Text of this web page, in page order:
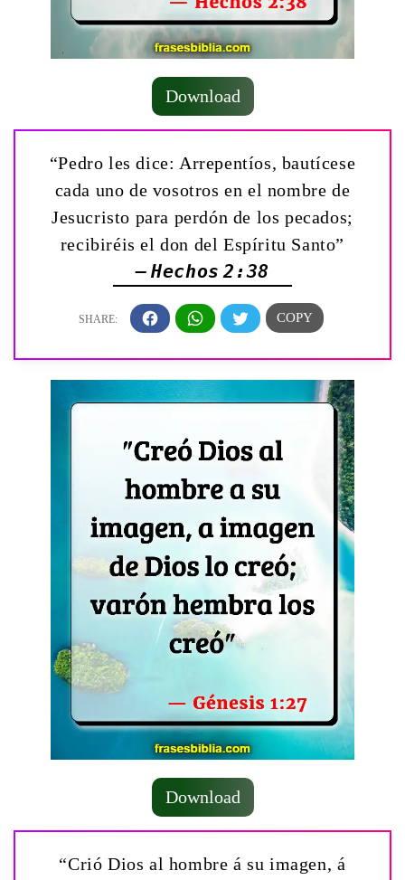
Download
“Pedro les dice: Arrepentíos, bautícese
cada uno de vosotros en el nombre de
Jesucristo para perdón de los pecados;
recibiréis el don del Espíritu Santo”
— Hechos 2:38
Download
“Crió Dios al hombre á su imagen, á